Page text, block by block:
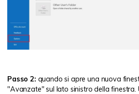
Passo 2: quando si apre una nuova
"Avanzate" sul lato sinistro della finestra.